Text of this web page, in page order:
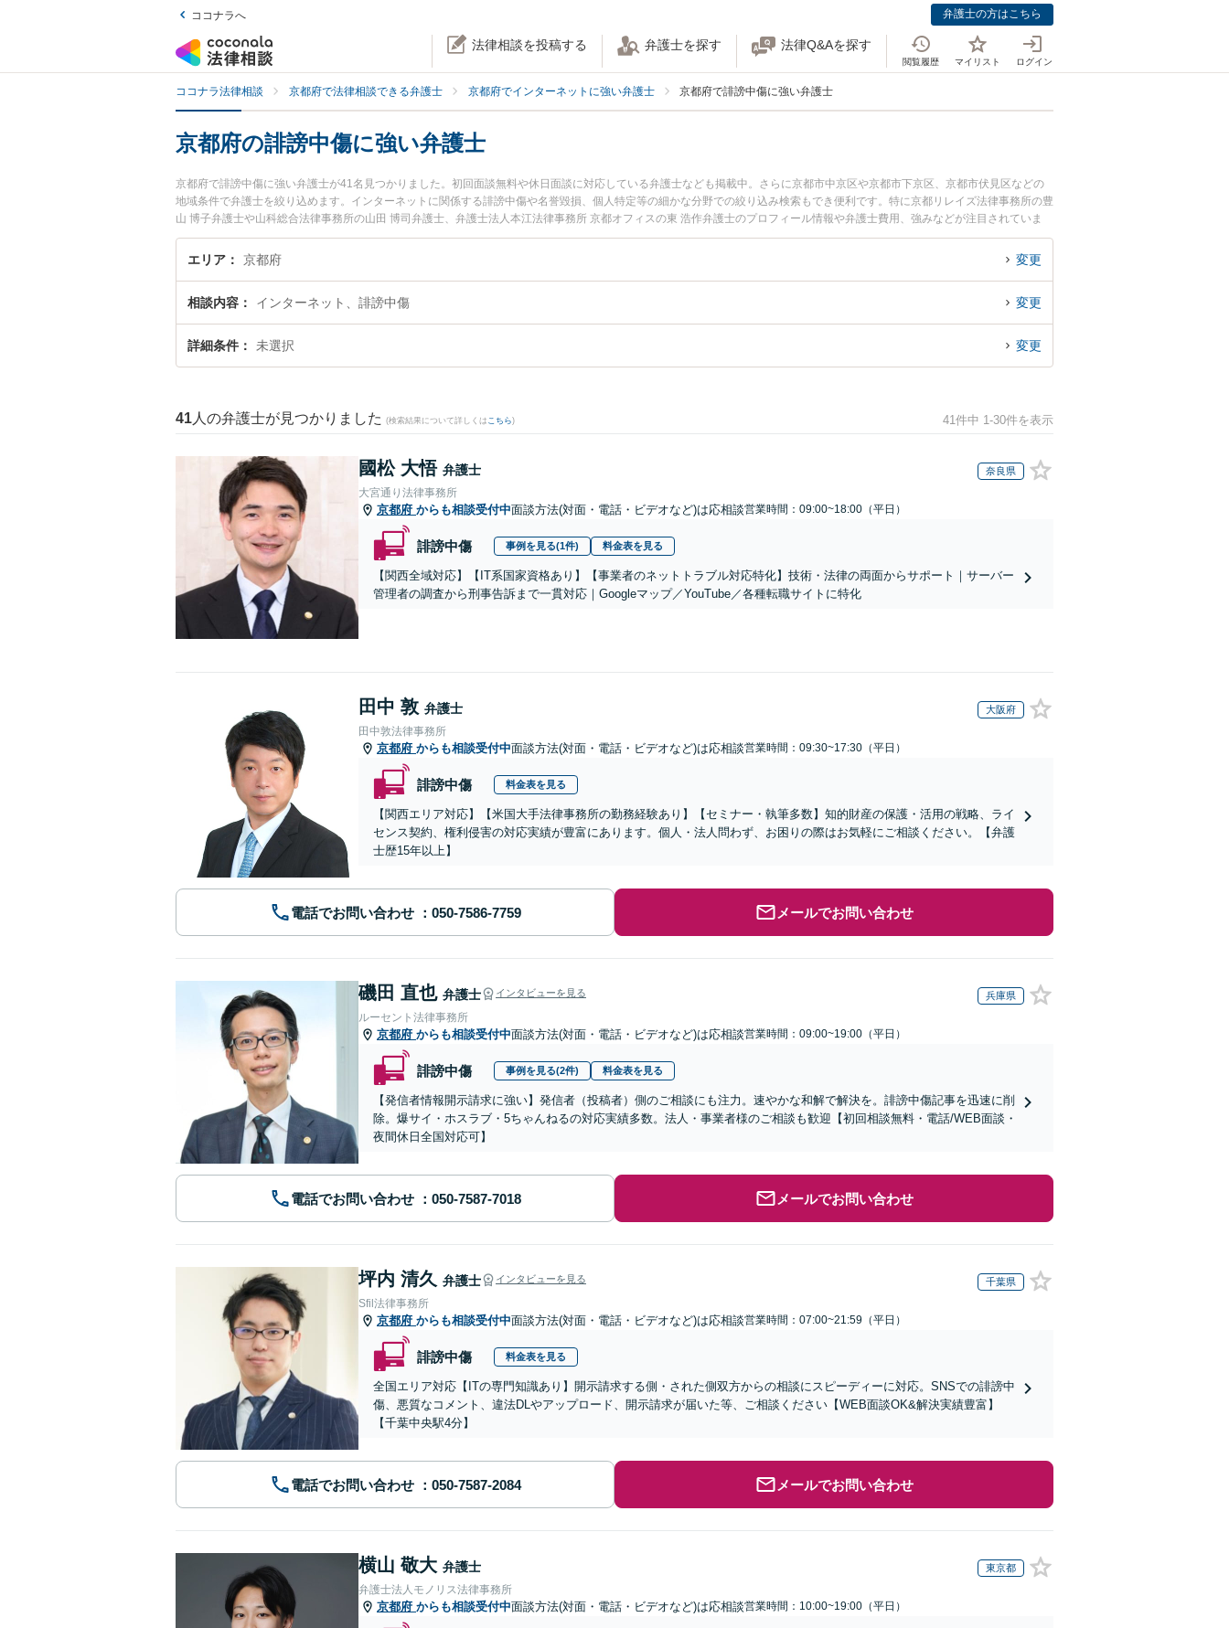
ココナラへ 弁護士の方はこちら
法律相談を投稿する 弁護士を探す 法律Q&Aを探す
閲覧履歴 マイリスト ログイン
ココナラ法律相談 京都府で法律相談できる弁護士 京都府でインターネットに強い弁護士 京都府で誹謗中傷に強い弁護士
京都府の誹謗中傷に強い弁護士
京都府で誹謗中傷に強い弁護士が41名見つかりました。初回面談無料や休日面談に対応している弁護士なども掲載中。さらに京都市中京区や京都市下京区、京都市伏見区などの
地域条件で弁護士を絞り込めます。インターネットに関係する誹謗中傷や名誉毀損、個人特定等の細かな分野での絞り込み検索もでき便利です。特に京都リレイズ法律事務所の豊
山 博子弁護士や山科総合法律事務所の山田 博司弁護士、弁護士法人本江法律事務所 京都オフィスの東 浩作弁護士のプロフィール情報や弁護士費用、強みなどが注目されていま
す。『京都府で土日や夜間に発生した誹謗中傷のトラブルを今すぐに弁護士に相談したい』『誹謗中傷のトラブル解決の実績豊富な近くの弁護士を検索したい』『初回相談無料で
誹謗中傷を法律相談できる京都府内の弁護士に相談予約したい』などでお困りの相談者さんにおすすめです。
エリア 京都府 変更
相談内容 インターネット、誹謗中傷 変更
詳細条件 未選択 変更
41 人の弁護士が見つかりました (検索結果について詳しくは こちら) 41件中 1-30件を表示
國松 大悟 弁護士 奈良県
大宮通り法律事務所
京都府 からも相談受付中面談方法(対面・電話・ビデオなど)は応相談営業時間：09:00~18:00（平日）
誹謗中傷 事例を見る(1件) 料金表を見る
【関西全域対応】【IT系国家資格あり】【事業者のネットトラブル対応特化】技術・法律の両面からサポート｜サーバー
管理者の調査から刑事告訴まで一貫対応｜Googleマップ／YouTube／各種転職サイトに特化
田中 敦 弁護士 大阪府
田中敦法律事務所
京都府 からも相談受付中面談方法(対面・電話・ビデオなど)は応相談営業時間：09:30~17:30（平日）
誹謗中傷 料金表を見る
【関西エリア対応】【米国大手法律事務所の勤務経験あり】【セミナー・執筆多数】知的財産の保護・活用の戦略、ライ
センス契約、権利侵害の対応実績が豊富にあります。個人・法人問わず、お困りの際はお気軽にご相談ください。【弁護
士歴15年以上】
電話でお問い合わせ メールでお問い合わせ
磯田 直也 弁護士 インタビューを見る 兵庫県
ルーセント法律事務所
京都府 からも相談受付中面談方法(対面・電話・ビデオなど)は応相談営業時間：09:00~19:00（平日）
誹謗中傷 事例を見る(2件) 料金表を見る
【発信者情報開示請求に強い】発信者（投稿者）側のご相談にも注力。速やかな和解で解決を。誹謗中傷記事を迅速に削
除。爆サイ・ホスラブ・5ちゃんねるの対応実績多数。法人・事業者様のご相談も歓迎【初回相談無料・電話/WEB面談・
夜間休日全国対応可】
電話でお問い合わせ メールでお問い合わせ
坪内 清久 弁護士 インタビューを見る 千葉県
Sfil法律事務所
京都府 からも相談受付中面談方法(対面・電話・ビデオなど)は応相談営業時間：07:00~21:59（平日）
誹謗中傷 料金表を見る
全国エリア対応【ITの専門知識あり】開示請求する側・された側双方からの相談にスピーディーに対応。SNSでの誹謗中
傷、悪質なコメント、違法DLやアップロード、開示請求が届いた等、ご相談ください【WEB面談OK&解決実績豊富】
【千葉中央駅4分】
電話でお問い合わせ メールでお問い合わせ
横山 敬大 弁護士 東京都
弁護士法人モノリス法律事務所
京都府 からも相談受付中面談方法(対面・電話・ビデオなど)は応相談営業時間：10:00~19:00（平日）